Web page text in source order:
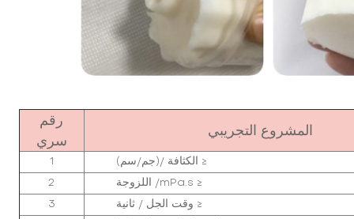
رقم
سري
المشروع التجريبي
1 الكثافة /(جم/سم) ≥
2 اللزوجة /mPa.s ≥
3 وقت الجل / ثانية ≥